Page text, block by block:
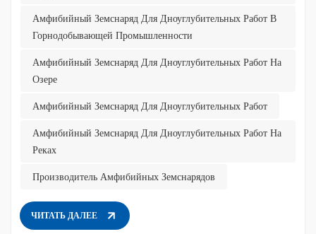
иле или даже рискуют перевернуться. Чтобы преодолеть эту
постоянную операционную проблему, которая долгое время
преследовала дноуглубительную отрасль, компания Julong
Dredger разработала многофункциональный амфибийный д...
Амфибийный Земснаряд Для Дноуглубительных Работ В
Горнодобывающей Промышленности
Амфибийный Земснаряд Для Дноуглубительных Работ На
Озере
Амфибийный Земснаряд Для Дноуглубительных Работ
Амфибийный Земснаряд Для Дноуглубительных Работ На
Реках
Производитель Амфибийных Земснарядов
ЧИТАТЬ ДАЛЕЕ